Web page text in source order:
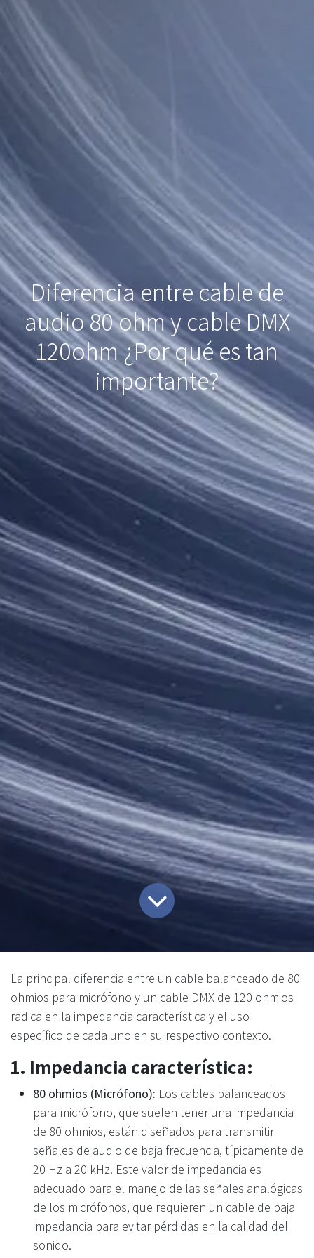
Diferencia entre cable de
audio 80 ohm y cable DMX
120ohm ¿Por qué es tan
importante?
La principal diferencia entre un cable balanceado de 80
ohmios para micrófono y un cable DMX de 120 ohmios
radica en la impedancia característica y el uso
específico de cada uno en su respectivo contexto.
1. Impedancia característica:
80 ohmios (Micrófono): Los cables balanceados
para micrófono, que suelen tener una impedancia
de 80 ohmios, están diseñados para transmitir
señales de audio de baja frecuencia, típicamente de
20 Hz a 20 kHz. Este valor de impedancia es
adecuado para el manejo de las señales analógicas
de los micrófonos, que requieren un cable de baja
impedancia para evitar pérdidas en la calidad del
sonido.